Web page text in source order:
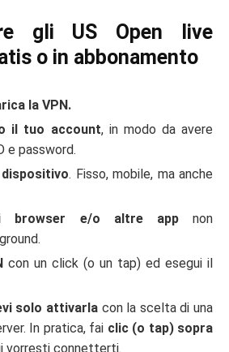
gli US Open live
o in abbonamento
la VPN.
il tuo account, in modo da avere
e password.
. Fisso, mobile, ma anche
browser e/o altre appnon
con un click (o un tap) ed esegui il
solo attivarla con la scelta di una
In pratica, fai clic (o tap) sopra
vorresti connetterti.